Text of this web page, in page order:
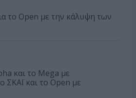
το Open με την κάλυψη των
και το Mega με
ΣΚΑΪ και το Open με